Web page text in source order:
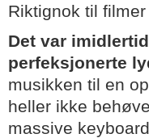
Riktignok til
Det var
perfeksjonerte
musikken til en
heller ikke
massive